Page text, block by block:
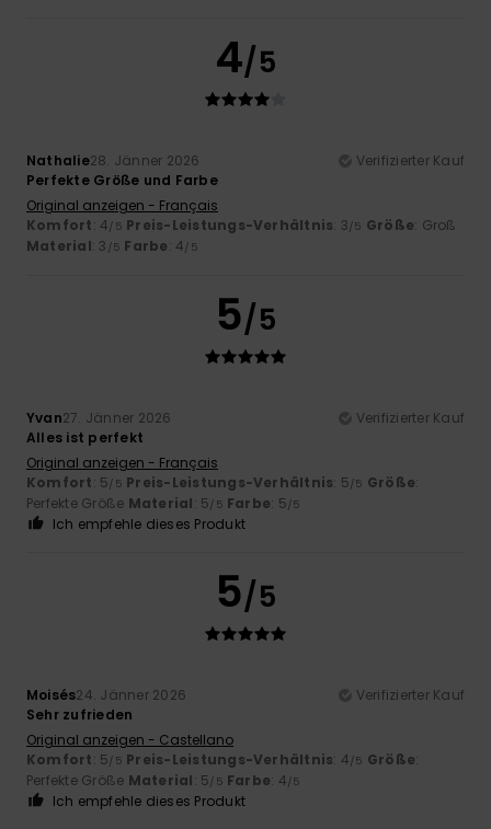
4/5
Nathalie28. Jänner 2026
Verifizierter Kauf
Perfekte Größe und Farbe
Original anzeigen - Français
Komfort: 4/5 Preis-Leistungs-Verhältnis: 3/5 Größe: Groß
Material: 3 /5 Farbe: 4/5
5/5
Yvan27. Jänner 2026
Verifizierter Kauf
Alles ist perfekt
Original anzeigen - Français
Komfort: 5/5 Preis-Leistungs-Verhältnis: 5/5 Größe:
Perfekte Größe Material: 5/5 Farbe: 5/5
Ich empfehle dieses Produkt
5/5
Moisés24. Jänner 2026
Verifizierter Kauf
Sehr zufrieden
Original anzeigen - Castellano
Komfort: 5/5 Preis-Leistungs-Verhältnis: 4/5 Größe:
Perfekte Größe Material: 5/5 Farbe: 4/5
Ich empfehle dieses Produkt